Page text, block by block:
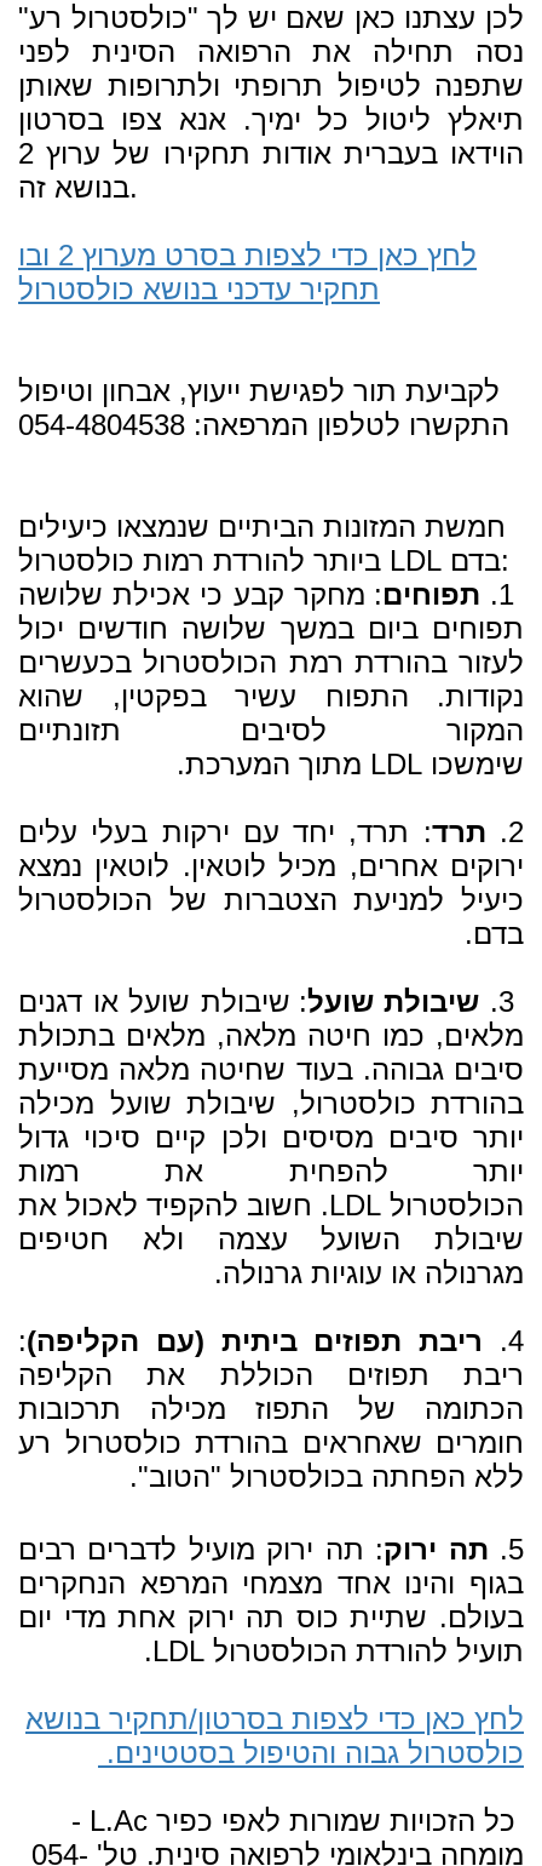
לכן עצתנו כאן שאם יש לך "כולסטרול רע"
נסה תחילה את הרפואה הסינית לפני
שתפנה לטיפול תרופתי ולתרופות שאותן
תיאלץ ליטול כל ימיך. אנא צפו בסרטון
הוידאו בעברית אודות תחקירו של ערוץ 2
בנושא זה.
לחץ כאן כדי לצפות בסרט מערוץ 2 ובו
תחקיר עדכני בנושא כולסטרול
לקביעת תור לפגישת ייעוץ, אבחון וטיפול
התקשרו לטלפון המרפאה: 054-4804538
חמשת המזונות הביתיים שנמצאו כיעילים
ביותר להורדת רמות כולסטרול LDL בדם:
1.
תפוחים: מחקר קבע כי אכילת שלושה
תפוחים ביום במשך שלושה חודשים יכול
לעזור בהורדת רמת הכולסטרול בכעשרים
נקודות. התפוח עשיר בפקטין, שהוא
המקור לסיבים תזונתיים
שימשכו LDL מתוך המערכת.
2. תרד: תרד, יחד עם ירקות בעלי עלים
ירוקים אחרים, מכיל לוטאין. לוטאין נמצא
כיעיל למניעת הצטברות של הכולסטרול
בדם.
3. שיבולת שועל: שיבולת שועל או דגנים
מלאים, כמו חיטה מלאה, מלאים בתכולת
סיבים גבוהה. בעוד שחיטה מלאה מסייעת
בהורדת כולסטרול, שיבולת שועל מכילה
יותר סיבים מסיסים ולכן קיים סיכוי גדול
יותר להפחית את רמות
הכולסטרול LDL. חשוב להקפיד לאכול את
שיבולת השועל עצמה ולא חטיפים
מגרנולה או עוגיות גרנולה.
4. ריבת תפוזים ביתית (עם הקליפה):
ריבת תפוזים הכוללת את הקליפה
הכתומה של התפוז מכילה תרכובות
חומרים שאחראים בהורדת כולסטרול רע
ללא הפחתה בכולסטרול "הטוב".
5. תה ירוק: תה ירוק מועיל לדברים רבים
בגוף והינו אחד מצמחי המרפא הנחקרים
בעולם. שתיית כוס תה ירוק אחת מדי יום
תועיל להורדת הכולסטרול LDL.
לחץ כאן כדי לצפות בסרטון/תחקיר בנושא
כולסטרול גבוה והטיפול בסטטינים.
כל הזכויות שמורות לאפי כפיר L.Ac -
מומחה בינלאומי לרפואה סינית. טל' 054-